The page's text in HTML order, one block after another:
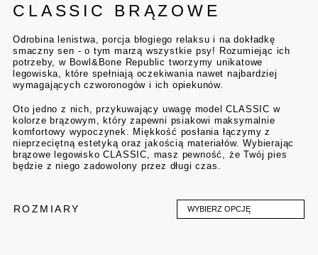
CLASSIC BRĄZOWE
Odrobina lenistwa, porcja błogiego relaksu i na dokładkę
smaczny sen - o tym marzą wszystkie psy! Rozumiejąc ich
potrzeby, w Bowl&Bone Republic tworzymy unikatowe
legowiska, które spełniają oczekiwania nawet najbardziej
wymagających czworonogów i ich opiekunów.
Oto jedno z nich, przykuwający uwagę model CLASSIC w
kolorze brązowym, który zapewni psiakowi maksymalnie
komfortowy wypoczynek. Miękkość posłania łączymy z
nieprzeciętną estetyką oraz jakością materiałów. Wybierając
brązowe legowisko CLASSIC, masz pewność, że Twój pies
będzie z niego zadowolony przez długi czas.
ROZMIARY WYBIERZ OPCJĘ